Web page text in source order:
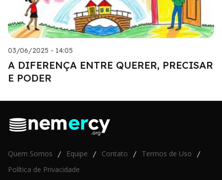
03/06/2025 - 14:05
A DIFERENÇA ENTRE QUERER, PRECISAR
E PODER
Quem Somos / Equipe / Contato / Termos de Uso /
Política de Privacidade